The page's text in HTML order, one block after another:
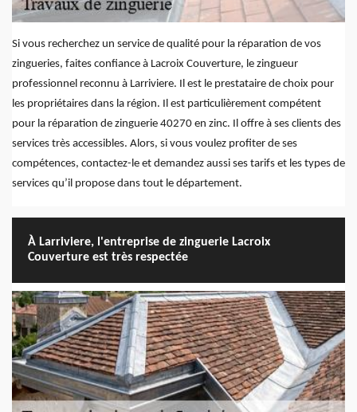
Si vous recherchez un service de qualité pour la réparation de vos
zingueries, faites confiance à Lacroix Couverture, le zingueur
professionnel reconnu à Larriviere. Il est le prestataire de choix pour
les propriétaires dans la région. Il est particulièrement compétent
pour la réparation de zinguerie 40270 en zinc. Il offre à ses clients des
services très accessibles. Alors, si vous voulez profiter de ses
compétences, contactez-le et demandez aussi ses tarifs et les types de
services qu’il propose dans tout le département.
À Larriviere, l'entreprise de zinguerie Lacroix
Couverture est très respectée